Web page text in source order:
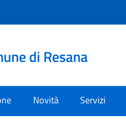
di Resana
Novità Servizi